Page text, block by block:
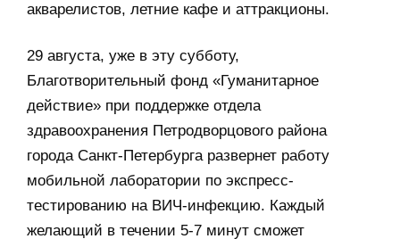
акварелистов, летние кафе и аттракционы.
29 августа, уже в эту субботу,
Благотворительный фонд «Гуманитарное
действие» при поддержке отдела
здравоохранения Петродворцового района
города Санкт-Петербурга развернет работу
мобильной лаборатории по экспресс-
тестированию на ВИЧ-инфекцию. Каждый
желающий в течении 5-7 минут сможет